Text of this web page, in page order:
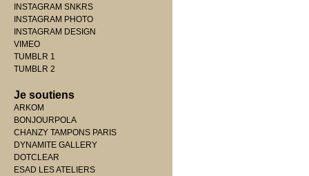
INSTAGRAM SNKRS
INSTAGRAM PHOTO
INSTAGRAM DESIGN
VIMEO
TUMBLR 1
TUMBLR 2
Je soutiens
ARKOM
BONJOURPOLA
CHANZY TAMPONS PARIS
DYNAMITE GALLERY
DOTCLEAR
ESAD LES ATELIERS